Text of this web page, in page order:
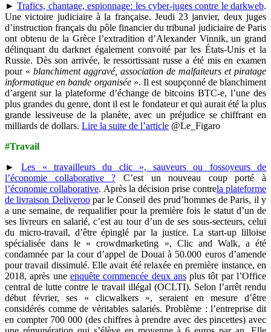
►Trafics, chantage, espionnage: les cyber-juges contre le darkweb.
Une victoire judiciaire à la française. Jeudi 23 janvier, deux juges
d’instruction français du pôle financier du tribunal judiciaire de Paris
ont obtenu de la Grèce l’extradition d’Alexander Vinnik, un grand
délinquant du darknet également convoité par les États-Unis et la
Russie. Dès son arrivée, le ressortissant russe a été mis en examen
pour « blanchiment aggravé, association de malfaiteurs et piratage
informatique en bande organisée». Il est soupçonné de blanchiment
d’argent sur la plateforme d’échange de bitcoins BTC-e, l’une des
plus grandes du genre, dont il est le fondateur et qui aurait été la plus
grande lessiveuse de la planète, avec un préjudice se chiffrant en
milliards de dollars. Lire la suite de l’article @Le_Figaro
#Travail
►Les « travailleurs du clic », sauveurs ou fossoyeurs de
l’économie collaborative ? C’est un nouveau coup porté à
l’économie collaborative. Après la décision prise contrela plateforme
de livraison Deliveroopar le Conseil des prud’hommes de Paris, il y
a une semaine, de requalifier pour la première fois le statut d’un de
ses livreurs en salarié, c’est au tour d’un de ses sous-secteurs, celui
du micro-travail, d’être épinglé par la justice. La start-up lilloise
spécialisée dans le « crowdmarketing », Clic and Walk, a été
condamnée par la cour d’appel de Douai à 50.000 euros d’amende
pour travail dissimulé. Elle avait été relaxée en première instance, en
2018, après une enquête commencée deux ansplus tôt par l’Office
central de lutte contre le travail illégal (OCLTI). Selon l’arrêt rendu
début février, ses « clicwalkers », seraient en mesure d’être
considérés comme de véritables salariés. Problème : l’entreprise dit
en compter 700 000 (des chiffres à prendre avec des pincettes) avec